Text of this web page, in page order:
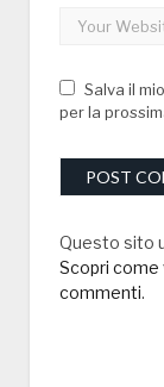
Salva il
per la
Questo sito
Scopri come
commenti.